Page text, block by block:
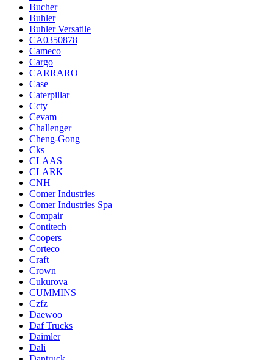
Bucher
Buhler
Buhler Versatile
CA0350878
Cameco
Cargo
CARRARO
Case
Caterpillar
Ccty
Cevam
Challenger
Cheng-Gong
Cks
CLAAS
CLARK
CNH
Comer Industries
Comer Industries Spa
Compair
Contitech
Coopers
Corteco
Craft
Crown
Cukurova
CUMMINS
Czfz
Daewoo
Daf Trucks
Daimler
Dali